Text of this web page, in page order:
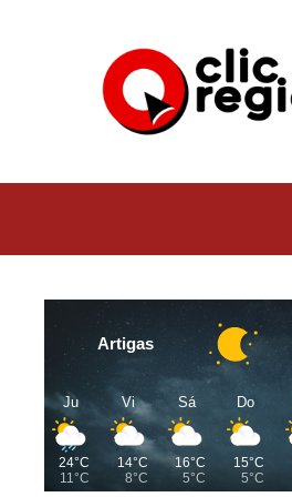
Artigas
Ju
24°C
11°C
Vi
14°C
8°C
Sá
16°C
5°C
Do
15°C
5°C